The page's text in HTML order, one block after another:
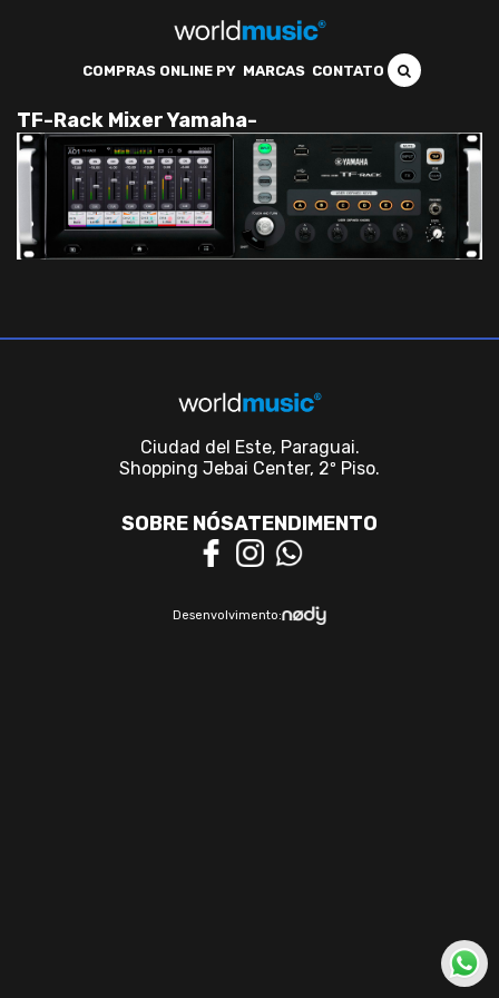
COMPRAS ONLINE PY MARCAS CONTATO
TF-Rack Mixer Yamaha-
Ciudad del Este, Paraguai.
Shopping Jebai Center, 2º Piso.
SOBRE NÓSATENDIMENTO
Desenvolvimento: